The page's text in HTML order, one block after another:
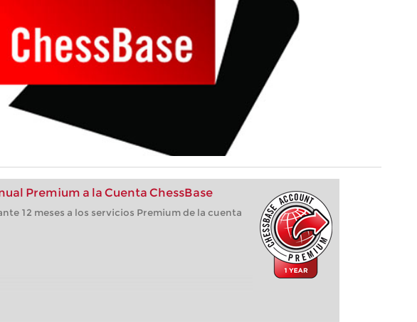
Premium a la Cuenta ChessBase
12 meses a los servicios Premium de la cuenta